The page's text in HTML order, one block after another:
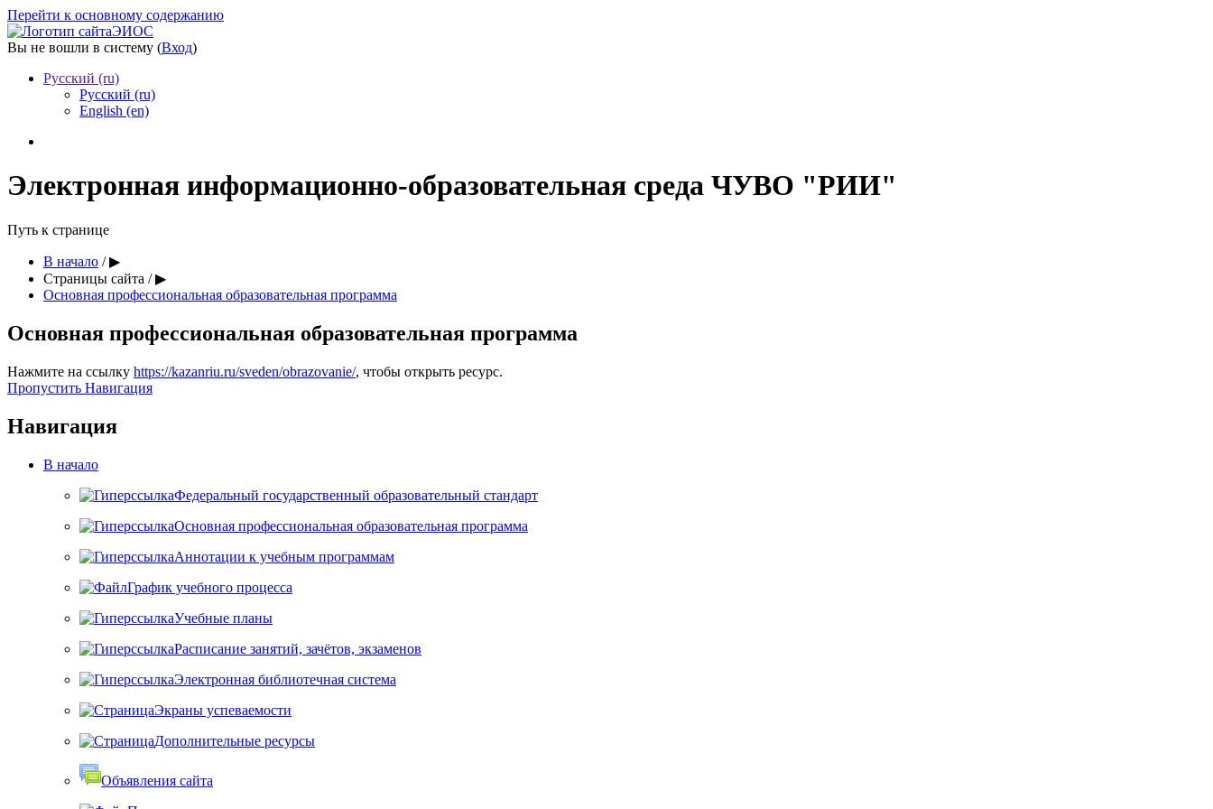
Перейти к основному содержанию
ЭИОС
Вы не вошли в систему (Вход)
Русский ‎(ru)‎
Русский ‎(ru)‎
English ‎(en)‎
Электронная информационно-образовательная среда ЧУВО "РИИ"
Путь к странице
В начало / ▶︎
Страницы сайта / ▶︎
Основная профессиональная образовательная программа
Основная профессиональная образовательная программа
Нажмите на ссылку https://kazanriu.ru/sveden/obrazovanie/, чтобы открыть ресурс.
Пропустить Навигация
Навигация
В начало
Федеральный государственный образовательный стандарт
Основная профессиональная образовательная программа
Аннотации к учебным программам
График учебного процесса
Учебные планы
Расписание занятий, зачётов, экзаменов
Электронная библиотечная система
Экраны успеваемости
Дополнительные ресурсы
Объявления сайта